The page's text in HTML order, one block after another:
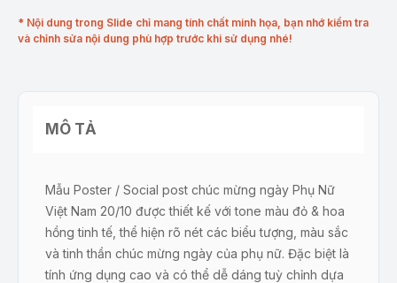
* Nội dung trong Slide chỉ mang tính chất minh họa, bạn nhớ kiểm tra
và chỉnh sửa nội dung phù hợp trước khi sử dụng nhé!
MÔ TẢ
Mẫu Poster / Social post chúc mừng ngày Phụ Nữ
Việt Nam 20/10 được thiết kế với tone màu đỏ & hoa
hồng tinh tế, thể hiện rõ nét các biểu tượng, màu sắc
và tinh thần chúc mừng ngày của phụ nữ. Đặc biệt là
tính ứng dụng cao và có thể dễ dáng tuỳ chỉnh dựa